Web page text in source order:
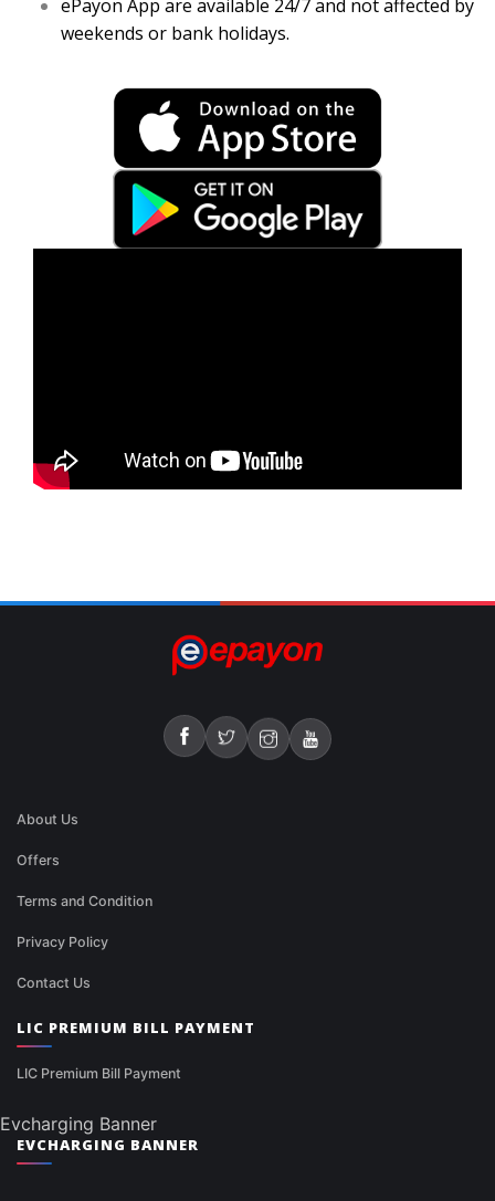
ePayon App are available 24/7 and not affected by
weekends or bank holidays.
About Us
Offers
Terms and Condition
Privacy Policy
Contact Us
LIC PREMIUM BILL PAYMENT
LIC Premium Bill Payment
Evcharging Banner
EVCHARGING BANNER